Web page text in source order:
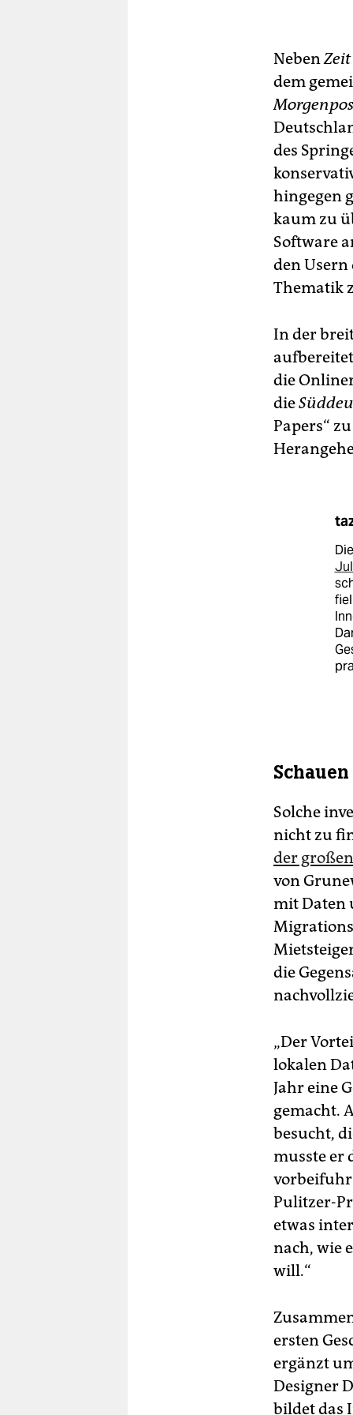
Neben
dem
des
hingegen
kaum zu
Software
den Usern
Thematik
In der
die
die
Papers“
Solche
nicht zu
der
von
mit Daten
die
„Der
lokalen
Jahr eine
gemacht.
besucht,
musste er
Pulitzer-
etwas
nach, wie
will.“
ersten
ergänzt
Designer
bildet das